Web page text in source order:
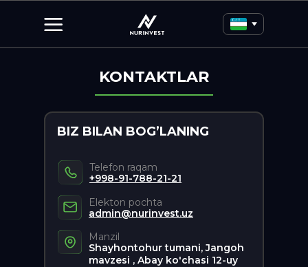
KONTAKTLAR
BIZ BILAN BOG’LANING
Telefon raqam
Elekton pochta
Manzil
+998-91-788-21-21
admin@nurinvest.uz
Shayhontohur tumani, Jangoh
mavzesi , Abay ko'chasi 12-uy